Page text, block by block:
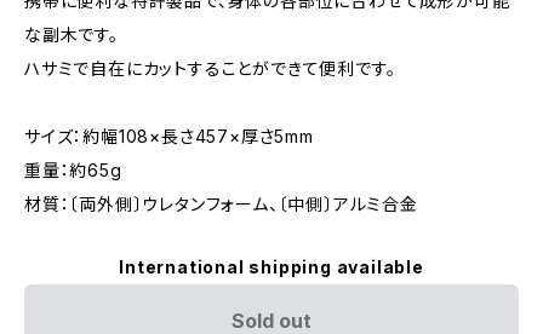
な副木です。
ハサミで自在にカットすることができて便利です。
サイズ：約幅108×長さ457×厚さ5mm
重量：約65g
材質：〔両外側〕ウレタンフォーム、〔中側〕アルミ合金
International shipping available
Sold out